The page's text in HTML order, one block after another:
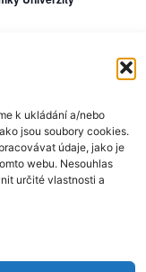
k ukládání a/nebo
jsou soubory cookies.
údaje, jako je
webu. Nesouhlas
určité vlastnosti a
fakult